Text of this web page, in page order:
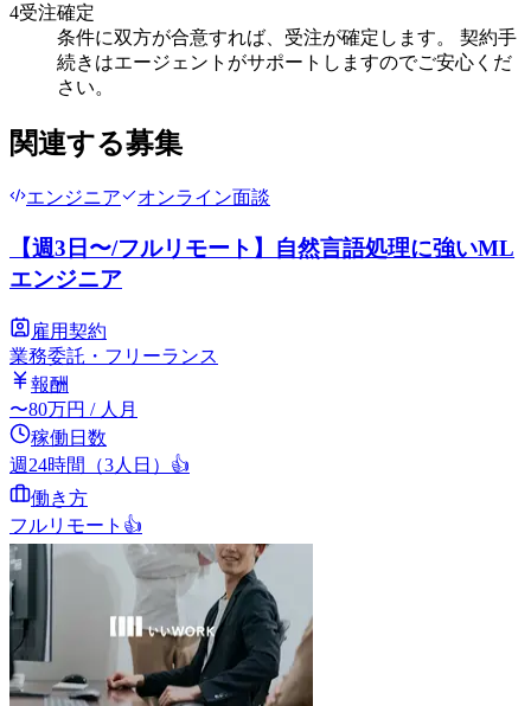
4受注確定
条件に双方が合意すれば、受注が確定します。 契約手
続きはエージェントがサポートしますのでご安心くだ
さい。
関連する募集
エンジニア オンライン面談
【週3日〜/フルリモート】自然言語処理に強いML
エンジニア
雇用契約
業務委託・フリーランス
報酬
〜80万円 / 人月
稼働日数
週24時間（3人日） 👍
働き方
フルリモート 👍